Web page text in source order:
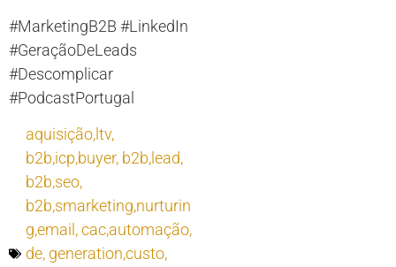
#MarketingB2B #LinkedIn
#GeraçãoDeLeads
#Descomplicar
#PodcastPortugal
aquisição,ltv,
b2b,icp,buyer, b2b,lead,
b2b,seo,
b2b,smarketing,nurturin
g,email ,cac,automação,
de, generation,custo,